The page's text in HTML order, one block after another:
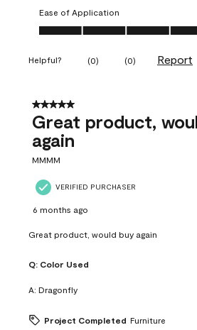
Ease of Application
Ease of Application, 5.0 out of 5
Helpful? (0) (0) Report
5 out of 5 stars.
Great product,
again
MMMM
VERIFIED PURCHASER
6 months ago
Great product, would buy again
Q: Color Used
A: Dragonfly
Project Completed Furniture